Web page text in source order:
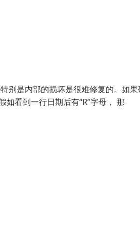
别是内部的损坏是很难修复的。如
看到一行日期后有“R”字母， 那